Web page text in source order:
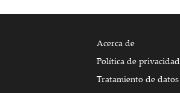
Acerca de
Política de privacidad
Tratamiento de datos